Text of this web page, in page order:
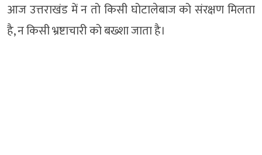
आज उत्तराखंड में न तो किसी घोटालेबाज को संरक्षण मिलता
है, न किसी भ्रष्टाचारी को बख्शा जाता है।